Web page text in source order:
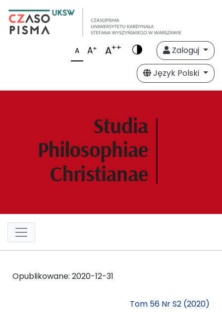
A A+ A++
Zaloguj
Język Polski
Opublikowane: 2020-12-31
Tom 56 Nr S2 (2020)